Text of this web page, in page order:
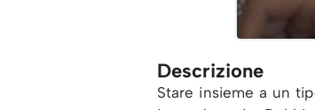
Descrizione
Stare insieme a un